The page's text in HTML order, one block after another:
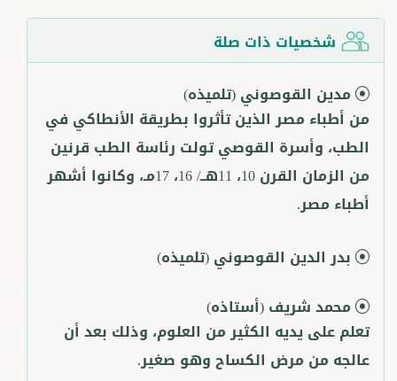
شخصيات ذات صلة
مدين القوصوني(تلميذه)
من أطباء مصر الذين تأثروا بطريقة الأنطاكي في
الطب، وأسرة القوصي تولت رئاسة الطب قرنين
من الزمان القرن 10، 11هــ/ 16، 17مـ، وكانوا أشهر
أطباء مصر.
بدر الدين القوصوني(تلميذه)
محمد شريف(أستاذه)
تعلم على يديه الكثير من العلوم، وذلك بعد أن
عالجه من مرض الكساح وهو صغير.